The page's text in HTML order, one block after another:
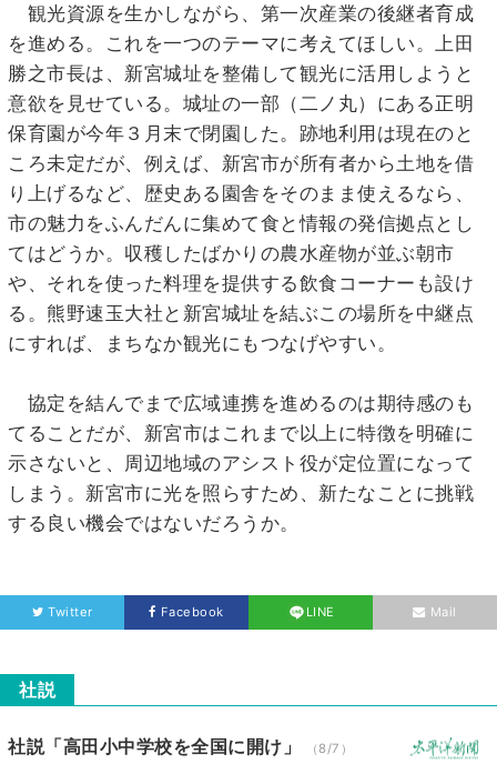
観光資源を生かしながら、第一次産業の後継者育成
を進める。これを一つのテーマに考えてほしい。上田
勝之市長は、新宮城址を整備して観光に活用しようと
意欲を見せている。城址の一部（二ノ丸）にある正明
保育園が今年３月末で閉園した。跡地利用は現在のと
ころ未定だが、例えば、新宮市が所有者から土地を借
り上げるなど、歴史ある園舎をそのまま使えるなら、
市の魅力をふんだんに集めて食と情報の発信拠点とし
てはどうか。収穫したばかりの農水産物が並ぶ朝市
や、それを使った料理を提供する飲食コーナーも設け
る。熊野速玉大社と新宮城址を結ぶこの場所を中継点
にすれば、まちなか観光にもつなげやすい。
協定を結んでまで広域連携を進めるのは期待感のも
てることだが、新宮市はこれまで以上に特徴を明確に
示さないと、周辺地域のアシスト役が定位置になって
しまう。新宮市に光を照らすため、新たなことに挑戦
する良い機会ではないだろうか。
Twitter Facebook LINE Mail
社説
社説「高田小中学校を全国に開け」 （8/7）